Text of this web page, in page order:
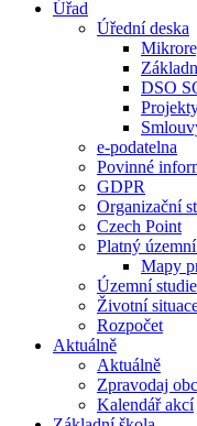
Úřad
Úřední deska
DSO
e-podatelna
Povinné
GDPR
Organizační
Czech Point
Platný
Mapy
Územní studie
Životní
Rozpočet
Aktuálně
Aktuálně
Zpravodaj
Kalendář akcí